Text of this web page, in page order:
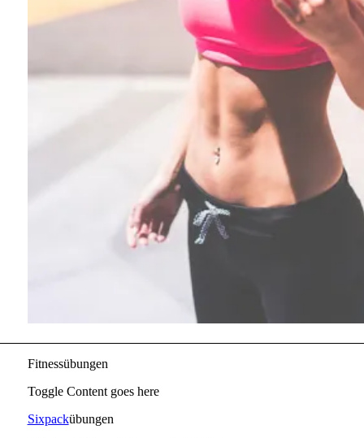
Fitnessübungen
Toggle Content goes here
Sixpackübungen